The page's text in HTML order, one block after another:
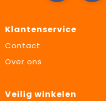
Klantenservice
Contact
Over ons
Veilig winkelen